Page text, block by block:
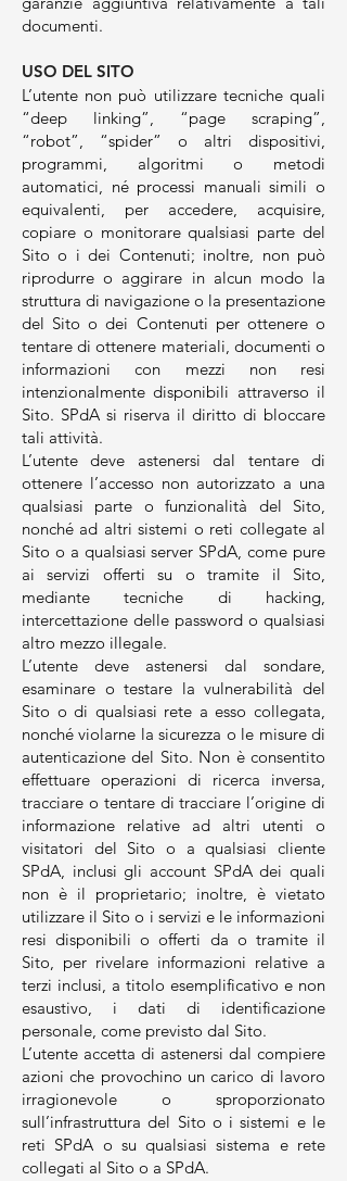
documenti.
USO DEL SITO
L’utente non può utilizzare tecniche quali
“deep linking”, “page scraping”,
“robot”, “spider” o altri dispositivi,
programmi, algoritmi o metodi
automatici, né processi manuali simili o
equivalenti, per accedere, acquisire,
copiare o monitorare qualsiasi parte del
Sito o i dei Contenuti; inoltre, non può
riprodurre o aggirare in alcun modo la
struttura di navigazione o la presentazione
del Sito o dei Contenuti per ottenere o
tentare di ottenere materiali, documenti o
informazioni con mezzi non resi
intenzionalmente disponibili attraverso il
Sito. SPdA si riserva il diritto di bloccare
tali attività.
L’utente deve astenersi dal tentare di
ottenere l’accesso non autorizzato a una
qualsiasi parte o funzionalità del Sito,
nonché ad altri sistemi o reti collegate al
Sito o a qualsiasi server SPdA, come pure
ai servizi offerti su o tramite il Sito,
mediante tecniche di hacking,
intercettazione delle password o qualsiasi
altro mezzo illegale.
L’utente deve astenersi dal sondare,
esaminare o testare la vulnerabilità del
Sito o di qualsiasi rete a esso collegata,
nonché violarne la sicurezza o le misure di
autenticazione del Sito. Non è consentito
effettuare operazioni di ricerca inversa,
tracciare o tentare di tracciare l’origine di
informazione relative ad altri utenti o
visitatori del Sito o a qualsiasi cliente
SPdA, inclusi gli account SPdA dei quali
non è il proprietario; inoltre, è vietato
utilizzare il Sito o i servizi e le informazioni
resi disponibili o offerti da o tramite il
Sito, per rivelare informazioni relative a
terzi inclusi, a titolo esemplificativo e non
esaustivo, i dati di identificazione
personale, come previsto dal Sito.
L’utente accetta di astenersi dal compiere
azioni che provochino un carico di lavoro
irragionevole o sproporzionato
sull’infrastruttura del Sito o i sistemi e le
reti SPdA o su qualsiasi sistema e rete
collegati al Sito o a SPdA.